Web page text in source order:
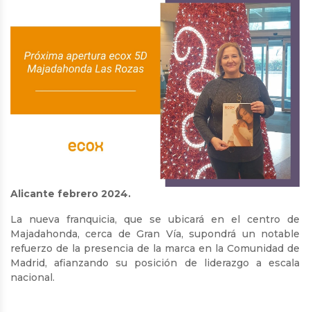
Alicante febrero 2024.
La nueva franquicia, que se ubicará en el centro de
Majadahonda, cerca de Gran Vía, supondrá un notable
refuerzo de la presencia de la marca en la Comunidad de
Madrid, afianzando su posición de liderazgo a escala
nacional.